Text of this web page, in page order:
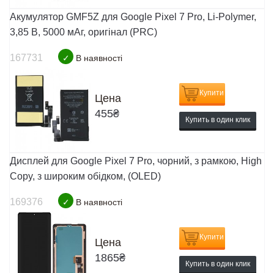
Акумулятор GMF5Z для Google Pixel 7 Pro, Li-Polymer,
3,85 B, 5000 мАг, оригінал (PRC)
167731 ✓ В наявності
Цена
455₴
Купити
Купить в один клик
Дисплей для Google Pixel 7 Pro, чорний, з рамкою, High
Copy, з широким обідком, (OLED)
169376 ✓ В наявності
Цена
1865₴
Купити
Купить в один клик